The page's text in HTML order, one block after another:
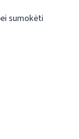
sumokėti